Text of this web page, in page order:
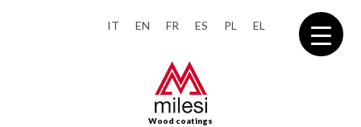
IT EN FR ES PL EL
Wood coatings